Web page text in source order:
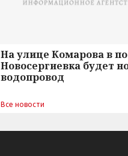
На улице Комарова в
Новосергиевка будет
водопровод
Все новости